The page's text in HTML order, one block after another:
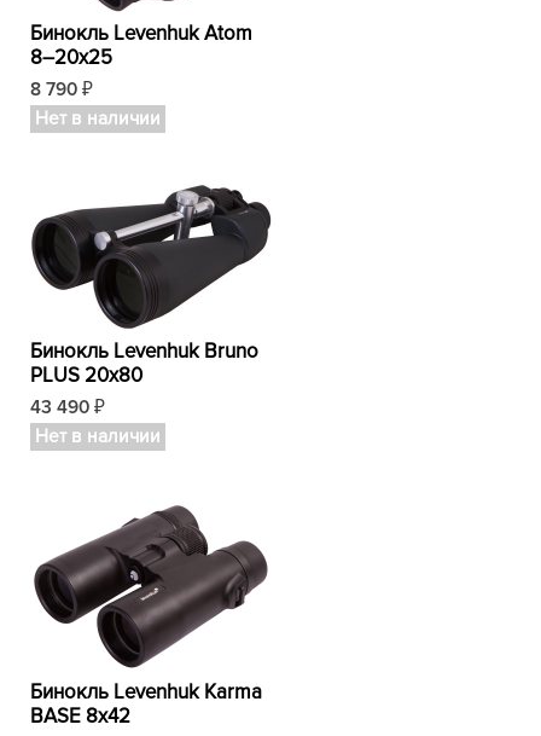
Бинокль Levenhuk Atom
8–20x25
8 790 ₽
Нет в наличии
Бинокль Levenhuk Bruno
PLUS 20x80
43 490 ₽
Нет в наличии
Бинокль Levenhuk Karma
BASE 8x42